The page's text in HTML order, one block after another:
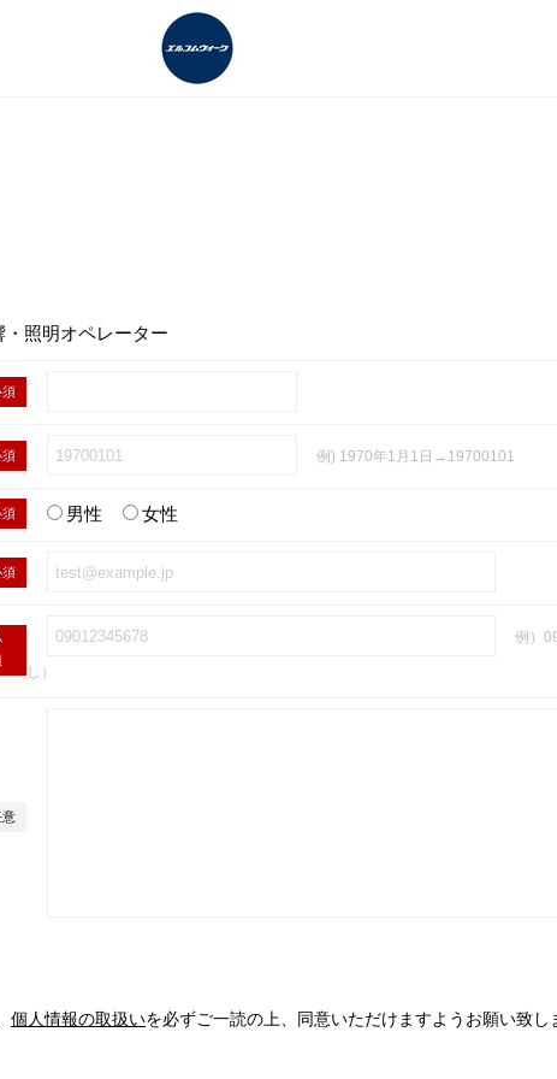
・照明オペレーター
須
須 例) 1970年1月1日→19700101
須 男性 女性
須
例）
し）
意
個人情報の取扱いを必ずご一読の上、同意いただけますようお願い致し